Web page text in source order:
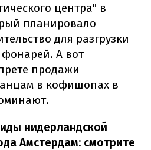
центра" в
планировало
для разгрузки
А вот
продажи
в кофишопах в
нидерландской
Амстердам: смотрите